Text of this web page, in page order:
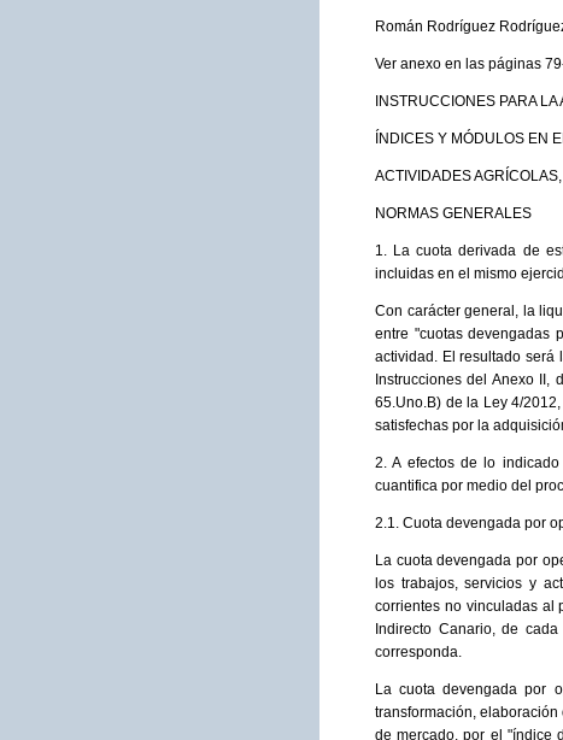
Román Rodríguez
Ver anexo en las páginas
INSTRUCCIONES PARA
ÍNDICES Y MÓDULOS EN
ACTIVIDADES
NORMAS GENERALES
1. La cuota derivada de
incluidas en el mismo
Con carácter general, la
entre "cuotas devengadas
actividad. El resultado será
Instrucciones del Anexo
65.Uno.B) de la Ley 4/
satisfechas por la
2. A efectos de lo
cuantifica por medio del
2.1. Cuota devengada por
La cuota devengada por
los trabajos, servicios y
corrientes no vinculadas al
Indirecto Canario, de
corresponda.
La cuota devengada por
transformación,
de mercado, por el "índice